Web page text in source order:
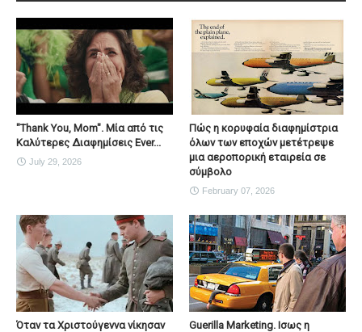
"Thank You, Mοm". Μία από τις
Καλύτερες Διαφημίσεις Ever...
July 29, 2026
Πώς η κορυφαία διαφημίστρια
όλων των εποχών μετέτρεψε
μια αεροπορική εταιρεία σε
σύμβολο
February 07, 2026
Όταν τα Χριστούγεννα νίκησαν
Guerilla Marketing. Ισως η